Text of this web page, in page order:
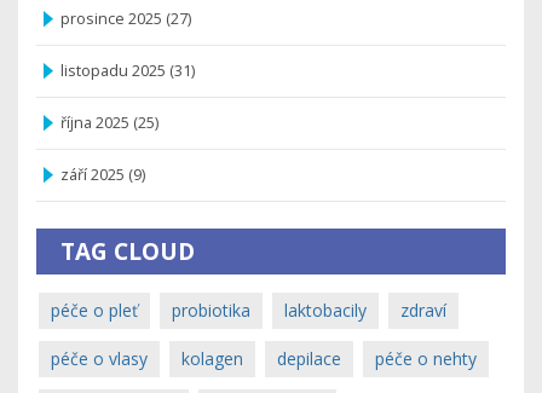
prosince 2025 (27)
listopadu 2025 (31)
října 2025 (25)
září 2025 (9)
TAG CLOUD
péče o pleť probiotika laktobacily zdraví
péče o vlasy kolagen depilace péče o nehty